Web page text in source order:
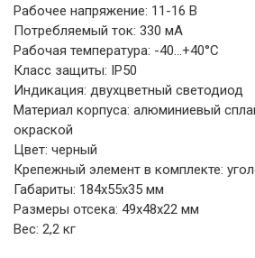
Рабочее напряжение: 11-16 В
Потребляемый ток: 330 мА
Рабочая температура: -40...+40°С
Класс защиты: IP50
Индикация: двухцветный светодиод
Материал корпуса: алюминиевый
окраской
Цвет: черный
Крепежный элемент в комплекте:
Габариты: 184х55х35 мм
Размеры отсека: 49х48х22 мм
Вес: 2,2 кг